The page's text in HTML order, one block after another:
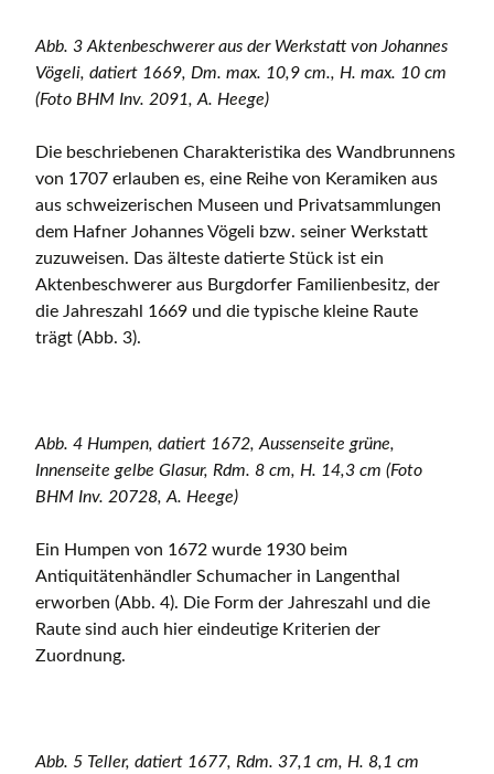
Abb. 3 Aktenbeschwerer aus der Werkstatt von Johannes
Vögeli, datiert 1669, Dm. max. 10,9 cm., H. max. 10 cm
(Foto BHM Inv. 2091, A. Heege)
Die beschriebenen Charakteristika des Wandbrunnens
von 1707 erlauben es, eine Reihe von Keramiken aus
aus schweizerischen Museen und Privatsammlungen
dem Hafner Johannes Vögeli bzw. seiner Werkstatt
zuzuweisen. Das älteste datierte Stück ist ein
Aktenbeschwerer aus Burgdorfer Familienbesitz, der
die Jahreszahl 1669 und die typische kleine Raute
trägt (Abb. 3).
Abb. 4 Humpen, datiert 1672, Aussenseite grüne,
Innenseite gelbe Glasur, Rdm. 8 cm, H. 14,3 cm (Foto
BHM Inv. 20728, A. Heege)
Ein Humpen von 1672 wurde 1930 beim
Antiquitätenhändler Schumacher in Langenthal
erworben (Abb. 4). Die Form der Jahreszahl und die
Raute sind auch hier eindeutige Kriterien der
Zuordnung.
Abb. 5 Teller, datiert 1677, Rdm. 37,1 cm, H. 8,1 cm